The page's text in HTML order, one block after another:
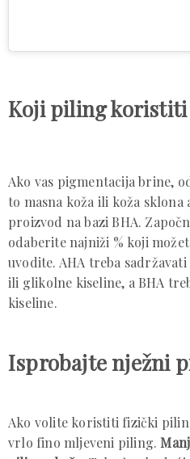
Koji piling koristiti
Ako vas pigmentacija brine,
to masna koža ili koža sklona
proizvod na bazi BHA.
odaberite najniži % koji
uvodite. AHA treba sadržavati
ili glikolne kiseline, a BHA
kiseline.
Isprobajte nježni
Ako volite koristiti fizički
vrlo fino mljeveni piling.